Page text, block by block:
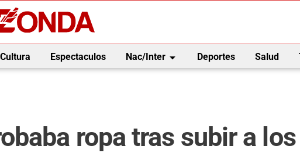
Cultura Espectaculos Nac/Interarrow_drop_down Deportes Salud
ropa tras subir a